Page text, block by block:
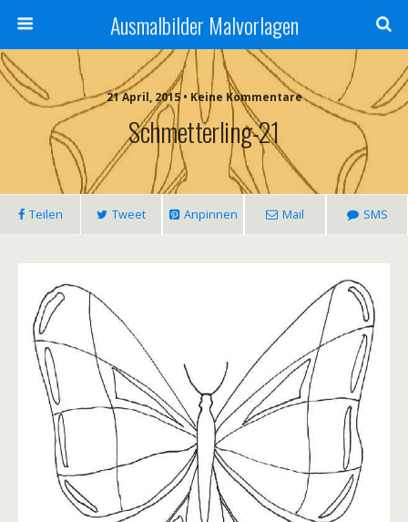
Ausmalbilder Malvorlagen
21 April, 2015 • Keine Kommentare
Schmetterling-21
Teilen Tweet Anpinnen Mail SMS